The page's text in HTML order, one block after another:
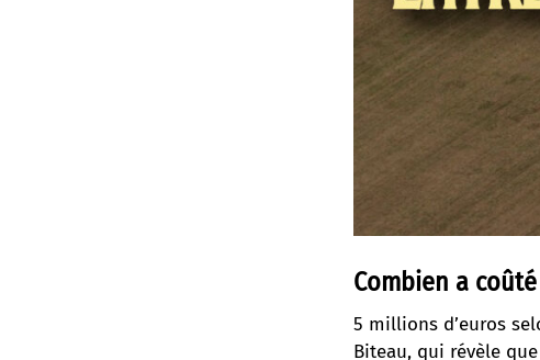
Combien a
5 millions d’euros
Biteau, qui révèle